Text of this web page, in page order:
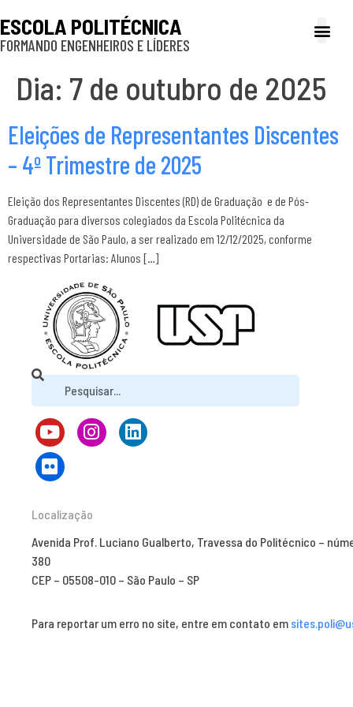
ESCOLA POLITÉCNICA
FORMANDO ENGENHEIROS E LÍDERES
Dia: 7 de outubro de 2025
Eleições de Representantes Discentes
– 4º Trimestre de 2025
Eleição dos Representantes Discentes (RD) de Graduação e de Pós-
Graduação para diversos colegiados da Escola Politécnica da
Universidade de São Paulo, a ser realizado em 12/12/2025, conforme
respectivas Portarias: Alunos […]
Localização
Avenida Prof. Luciano Gualberto, Travessa do Politécnico –
380
CEP – 05508-010 – São Paulo – SP
Para reportar um erro no site, entre em contato em